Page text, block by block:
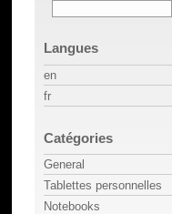
Langues
en
fr
Catégories
General
Tablettes personnelles
Notebooks